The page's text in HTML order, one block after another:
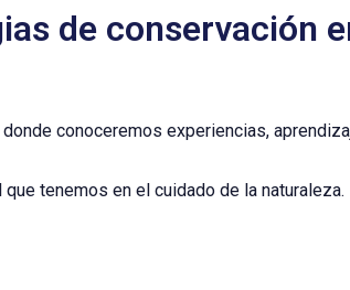
de conservación
conoceremos experiencias,
tenemos en el cuidado de la naturaleza.